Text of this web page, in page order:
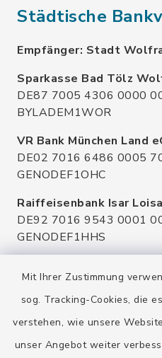
Mit Ihrer Zustimmung
sog. Tracking-Cookies, die
verstehen, wie unsere
unser Angebot weiter
Städtische
Empfänger: Stadt
Sparkasse Bad Tölz
DE87 7005 4306 0000
BYLADEM1WOR
VR Bank München Land
DE02 7016 6486 0005
GENODEF1OHC
Raiffeisenbank Isar
DE92 7016 9543 0001
GENODEF1HHS
DE20 7002 0270 3630
HYVEDEMMXXX